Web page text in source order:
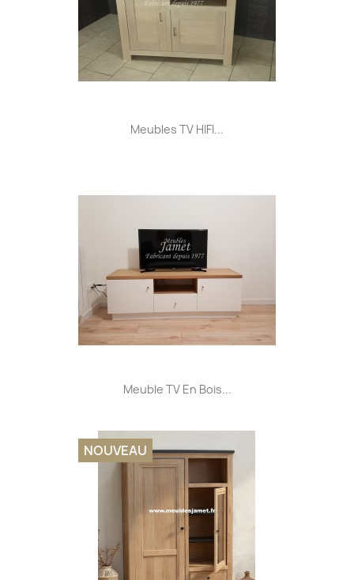
Meubles TV HIFI...
Meuble TV En Bois...
NOUVEAU